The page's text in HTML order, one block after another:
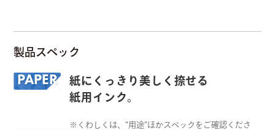
製品スペック
PAPER
紙にくっきり美しく捺せる
紙用インク。
※くわしくは、”用途”ほかスペックをご確認くださ